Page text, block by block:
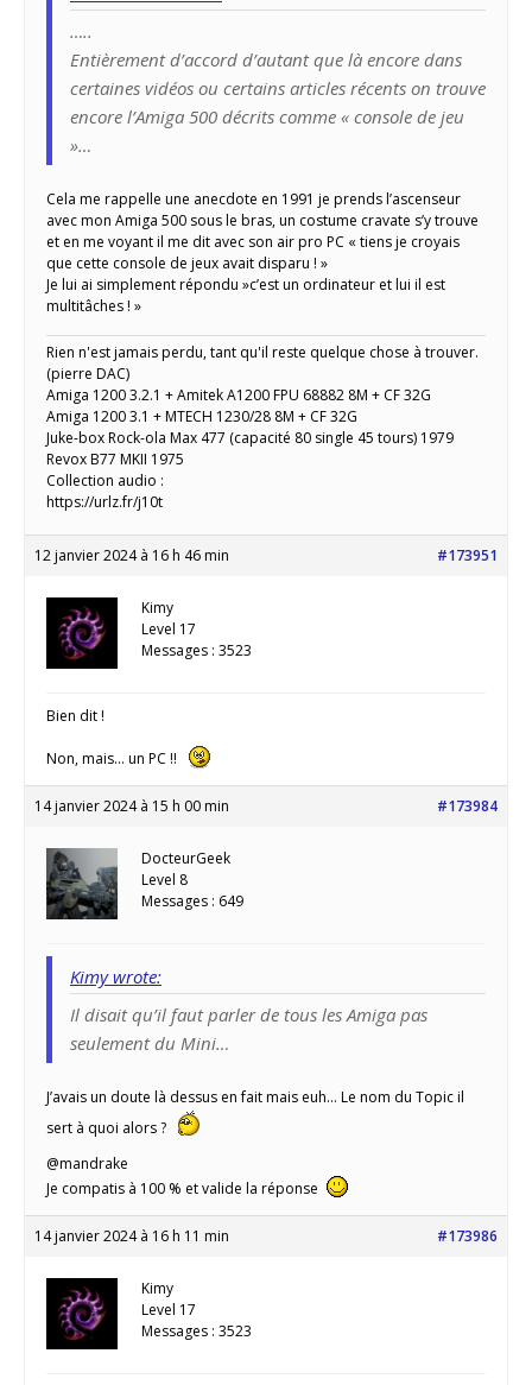
…..
Entièrement d’accord d’autant que là encore dans
certaines vidéos ou certains articles récents on trouve
encore l’Amiga 500 décrits comme « console de jeu
»…
Cela me rappelle une anecdote en 1991 je prends l’ascenseur
avec mon Amiga 500 sous le bras, un costume cravate s’y trouve
et en me voyant il me dit avec son air pro PC « tiens je croyais
que cette console de jeux avait disparu ! »
Je lui ai simplement répondu »c’est un ordinateur et lui il est
multitâches ! »
Rien n'est jamais perdu, tant qu'il reste quelque chose à trouver.
(pierre DAC)
Amiga 1200 3.2.1 + Amitek A1200 FPU 68882 8M + CF 32G
Amiga 1200 3.1 + MTECH 1230/28 8M + CF 32G
Juke-box Rock-ola Max 477 (capacité 80 single 45 tours) 1979
Revox B77 MKII 1975
Collection audio :
https://urlz.fr/j10t
12 janvier 2024 à 16 h 46 min #173951
Kimy
Level 17
Messages : 3523
Bien dit !
Non, mais… un PC !!
14 janvier 2024 à 15 h 00 min #173984
DocteurGeek
Level 8
Messages : 649
Kimy wrote:
Il disait qu’il faut parler de tous les Amiga pas
seulement du Mini…
J’avais un doute là dessus en fait mais euh… Le nom du Topic il
sert à quoi alors ?
@mandrake
Je compatis à 100 % et valide la réponse
14 janvier 2024 à 16 h 11 min #173986
Kimy
Level 17
Messages : 3523